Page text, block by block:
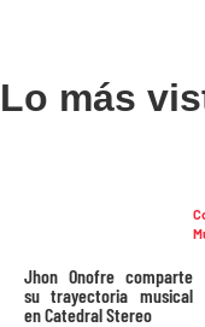
Lo más
Jhon Onofre comparte
su trayectoria musical
en Catedral Stereo